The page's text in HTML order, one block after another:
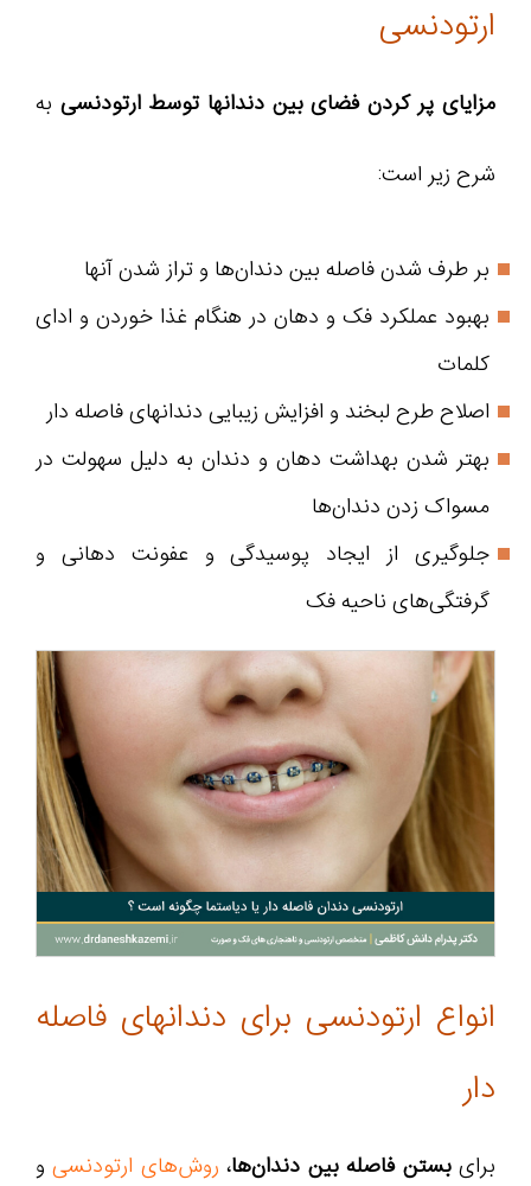
ارتودنسی
مزایای پر کردن فضای بین دندانها توسط ارتودنسی به
شرح زیر است:
بر طرف شدن فاصله بین دندان‌ها و تراز شدن آنها
بهبود عملکرد فک و دهان در هنگام غذا خوردن و ادای
کلمات
اصلاح طرح لبخند و افزایش زیبایی دندانهای فاصله دار
بهتر شدن بهداشت دهان و دندان به دلیل سهولت در
مسواک زدن دندان‌ها
جلوگیری از ایجاد پوسیدگی و عفونت دهانی و
گرفتگی‌های ناحیه فک
انواع ارتودنسی برای دندانهای فاصله
دار
برایبستن فاصله بین دندان‌ها، روش‌های ارتودنسیو